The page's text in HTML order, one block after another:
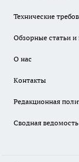
Технические
Обзорные статьи
О нас
Контакты
Редакционная
Сводная